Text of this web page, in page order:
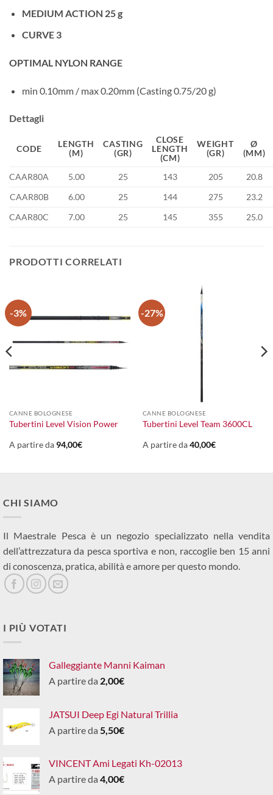
MEDIUM ACTION 25 g
CURVE 3
OPTIMAL NYLON RANGE
min 0.10mm / max 0.20mm (Casting 0.75/20 g)
Dettagli
CODE
LENGTH
(M)
CASTING
(GR)
CLOSE
LENGTH
(CM)
WEIGHT
(GR)
Ø
(MM)
CAAR80A 5.00 25 143 205
20.8
CAAR80B
6.00 25 144 275
23.2
CAAR80C
7.00 25 145 355 25.0
PRODOTTI CORRELATI
-3%
CANNE BOLOGNESE
Tubertini Level Vision Power
A partire da 94,00€
-27%
CANNE BOLOGNESE
Tubertini Level Team 3600CL
A partire da40,00€
CHI SIAMO
Il Maestrale Pesca è un negozio specializzato nella vendita
dell’attrezzatura da pesca sportiva e non, raccoglie ben 15 anni
di conoscenza, pratica, abilità e amore per questo mondo.
I PIÙ VOTATI
Galleggiante Manni Kaiman
A partire da 2,00€
JATSUI Deep Egi Natural Trillia
A partire da 5,50€
VINCENT Ami Legati Kh-02013
A partire da 4,00€